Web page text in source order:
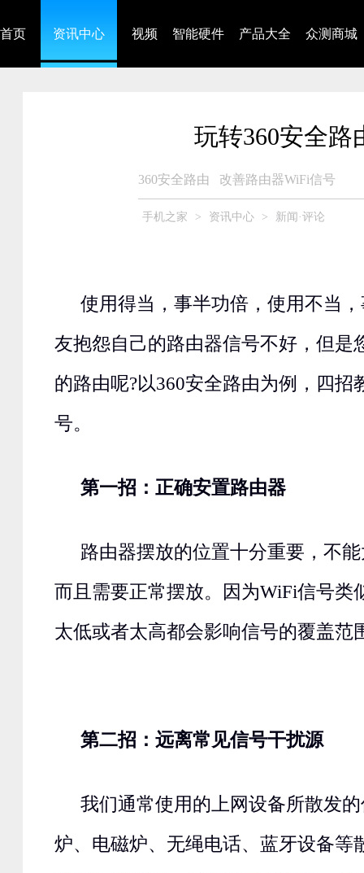
首页 资讯中心 视频 智能硬件 产品大全 众测商城
玩转360安全路
360安全路由 改善路由器WiFi信号
手机之家 > 资讯中心 > 新闻·评论
使用得当，事半功倍，使用不当
友抱怨自己的路由器信号不好，但是
的路由呢?以360安全路由为例，四招
号。
第一招：正确安置路由器
路由器摆放的位置十分重要，不
而且需要正常摆放。因为WiFi信号类
太低或者太高都会影响信号的覆盖范
第二招：远离常见信号干扰源
我们通常使用的上网设备所散发
炉、电磁炉、无绳电话、蓝牙设备等